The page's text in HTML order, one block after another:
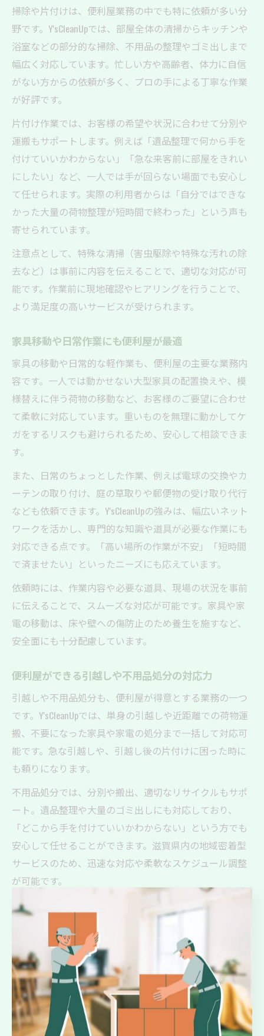
掃除や片付けは、便利屋業務の中でも特に依頼が多い分
野です。Y'sCleanUpでは、部屋全体の清掃からキッチンや
浴室などの部分的な掃除、不用品の整理やゴミ出しまで
幅広く対応しています。忙しい方や高齢者、体力に自信
がない方からの依頼が多く、プロの手による丁寧な作業
が好評です。
片付け作業では、お客様の希望や状況に合わせて分別や
運搬もサポートします。例えば「遺品整理で何から手を
付けていいかわからない」「急な来客前に部屋をきれい
にしたい」など、一人では手が回らない場面でも安心し
て任せられます。実際の利用者からは「自分ではできな
かった大量の荷物整理が短時間で終わった」という声も
寄せられています。
注意点として、特殊な清掃（害虫駆除や特殊な汚れの除
去など）は事前に内容を伝えることで、適切な対応が可
能です。作業前に現地確認やヒアリングを行うことで、
より満足度の高いサービスが受けられます。
家具移動や日常作業にも便利屋が最適
家具の移動や日常的な軽作業も、便利屋の主要な業務内
容です。一人では動かせない大型家具の配置換えや、模
様替えに伴う荷物の移動など、お客様のご要望に合わせ
て柔軟に対応しています。重いものを無理に動かしてケ
ガをするリスクも避けられるため、安心して相談できま
す。
また、日常のちょっとした作業、例えば電球の交換やカ
ーテンの取り付け、庭の草取りや郵便物の受け取り代行
なども依頼できます。Y'sCleanUpの強みは、幅広いネット
ワークを活かし、専門的な知識や道具が必要な作業にも
対応できる点です。「高い場所の作業が不安」「短時間
で済ませたい」といったニーズにも応えています。
依頼時には、作業内容や必要な道具、現場の状況を事前
に伝えることで、スムーズな対応が可能です。家具や家
電の移動は、床や壁への傷防止のため養生を施すなど、
安全面にも十分配慮しています。
便利屋ができる引越しや不用品処分の対応力
引越しや不用品処分も、便利屋が得意とする業務の一つ
です。Y'sCleanUpでは、単身の引越しや近距離での荷物運
搬、不要になった家具や家電の処分まで一括して対応可
能です。急な引越しや、引越し後の片付けに困った時に
も頼りになります。
不用品処分では、分別や搬出、適切なリサイクルもサポ
ート。遺品整理や大量のゴミ出しにも対応しており、
「どこから手を付けていいかわからない」という方でも
安心して任せることができます。滋賀県内の地域密着型
サービスのため、迅速な対応や柔軟なスケジュール調整
が可能です。
依頼の際は、処分する品目や量、希望する作業内容を事
前に伝えることで、見積もりや作業計画がスムーズに進
みます。法令遵守のもと適切に処分を行うため、安心し
てご利用いただけます。
高齢者支援にも便利屋業務内容が活躍
高齢者の生活支援も、便利屋の重要な業務の一つです。
Y'sCleanUpでは、買い物や病院への付き添い、家事代行や